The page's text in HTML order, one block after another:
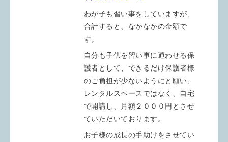
わが子も習い事をしていますが、
合計すると、なかなかの金額で
す。
自分も子供を習い事に通わせる保
護者として、できるだけ保護者様
のご負担が少ないようにと願い、
レンタルスペースではなく、自宅
で開講し、月額２０００円とさせ
ていただいております。
お子様の成長の手助けをさせてい